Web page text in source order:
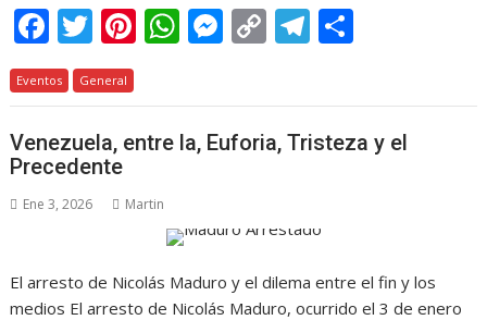
F
ac
e
b
o
o
T
w
itt
er
Pi
nt
er
e
st
W
h
at
s
A
p
M
e
ss
e
n
er
C
o
p
y
Li
k
T
el
e
gr
a
m
p
ar
Eventos General
Venezuela, entre la, Euforia, Tristeza y el
Precedente
Ene 3, 2026 Martin
El arresto de Nicolás Maduro y el dilema entre el fin y los
medios El arresto de Nicolás Maduro, ocurrido el 3 de enero